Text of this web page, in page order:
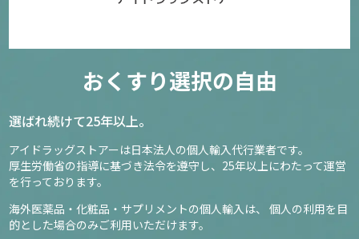
おくすり選択の自由
選ばれ続けて25年以上。
アイドラッグストアーは日本法人の個人輸入代行業者です。
厚生労働省の指導に基づき法令を遵守し、 25年以上にわたって運営
を行っております。
海外医薬品・化粧品・サプリメントの個人輸入は、
個人の利用を目
的とした場合のみご利用いただけます。